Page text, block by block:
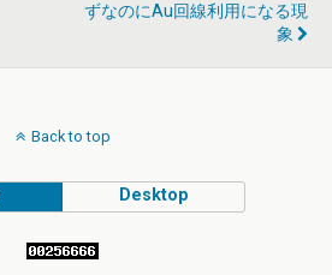
ずなのにau回線利用になる現
象
Back to top
Desktop